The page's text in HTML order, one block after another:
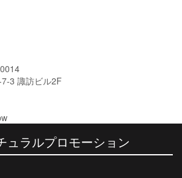
3 諏訪ビル2F
ュラルプロモーション